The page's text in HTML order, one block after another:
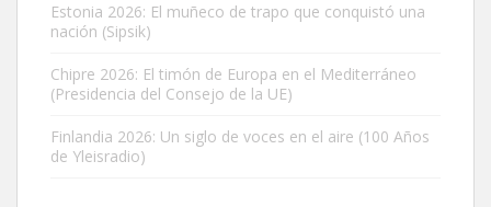
Estonia 2026: El muñeco de trapo que conquistó una
nación (Sipsik)
Chipre 2026: El timón de Europa en el Mediterráneo
(Presidencia del Consejo de la UE)
Finlandia 2026: Un siglo de voces en el aire (100 Años
de Yleisradio)